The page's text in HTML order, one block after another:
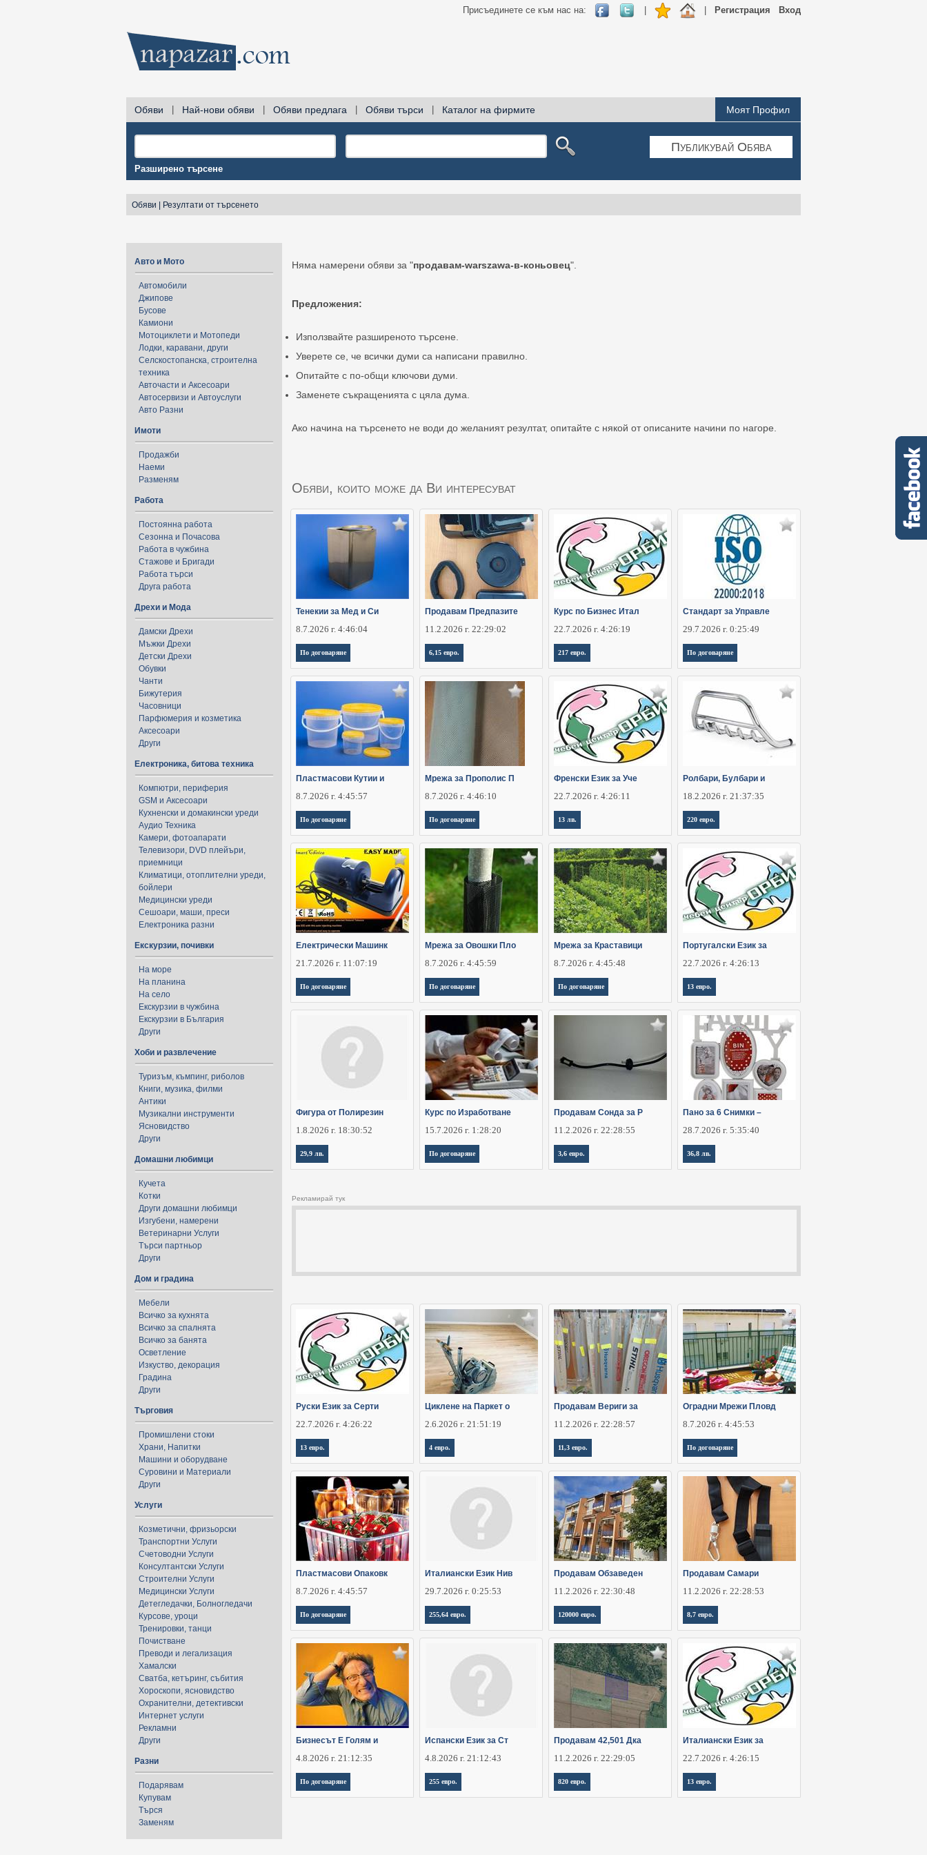
Вход
Регистрация
Присъединете се към нас на:
Обяви Най-нови обяви Обяви предлага Обяви търси Каталог на фирмите Моят Профил
Публикувай Обява
Разширено търсене
Обяви Резултати от търсенето
Авто и Мото
Автомобили
Джипове
Бусове
Камиони
Мотоциклети и Мотопеди
Лодки, каравани, други
Селскостопанска, строителна
техника
Авточасти и Аксесоари
Автосервизи и Автоуслуги
Авто Разни
Имоти
Продажби
Наеми
Разменям
Работа
Постоянна работа
Сезонна и Почасова
Работа в чужбина
Стажове и Бригади
Работа търси
Друга работа
Дрехи и Мода
Дамски Дрехи
Мъжки Дрехи
Детски Дрехи
Обувки
Чанти
Бижутерия
Часовници
Парфюмерия и козметика
Аксесоари
Други
Електроника, битова техника
Компютри, периферия
GSM и Аксесоари
Кухненски и домакински уреди
Аудио Техника
Камери, фотоапарати
Телевизори, DVD плейъри,
приемници
Климатици, отоплителни уреди,
бойлери
Медицински уреди
Сешоари, маши, преси
Електроника разни
Екскурзии, почивки
На море
На планина
На село
Екскурзии в чужбина
Екскурзии в България
Други
Хоби и развлечение
Туризъм, къмпинг, риболов
Книги, музика, филми
Антики
Музикални инструменти
Ясновидство
Други
Домашни любимци
Кучета
Котки
Други домашни любимци
Изгубени, намерени
Ветеринарни Услуги
Търси партньор
Други
Дом и градина
Мебели
Всичко за кухнята
Всичко за спалнята
Всичко за банята
Осветление
Изкуство, декорация
Градина
Други
Търговия
Промишлени стоки
Храни, Напитки
Машини и оборудване
Суровини и Материали
Други
Услуги
Козметични, фризьорски
Транспортни Услуги
Счетоводни Услуги
Консултантски Услуги
Строителни Услуги
Медицински Услуги
Детегледачки, Болногледачи
Курсове, уроци
Тренировки, танци
Почистване
Преводи и легализация
Хамалски
Сватба, кетъринг, събития
Хороскопи, ясновидство
Охранителни, детективски
Интернет услуги
Рекламни
Други
Разни
Подарявам
Купувам
Търся
Заменям
Няма намерени обяви за "продавам-warszawa-в-коньовец".
Предложения:
Използвайте разширеното търсене.
Уверете се, че всички думи са написани правилно.
Опитайте с по-общи ключови думи.
Заменете съкращенията с цяла дума.
Ако начина на търсенето не води до желаният резултат, опитайте с някой от описаните начини по нагоре.
Обяви, които може да Ви интересуват
Тенекии за Мед и Си
8.7.2026 г. 4:46:04
По договаряне
Продавам Предпазите
11.2.2026 г. 22:29:02
6,15 евро.
Курс по Бизнес Итал
22.7.2026 г. 4:26:19
217 евро.
Стандарт за Управле
29.7.2026 г. 0:25:49
По договаряне
Пластмасови Кутии и
8.7.2026 г. 4:45:57
По договаряне
Мрежа за Прополис П
8.7.2026 г. 4:46:10
По договаряне
Френски Език за Уче
22.7.2026 г. 4:26:11
13 лв.
Ролбари, Булбари и
18.2.2026 г. 21:37:35
220 евро.
Електрически Машинк
21.7.2026 г. 11:07:19
По договаряне
Мрежа за Овошки Пло
8.7.2026 г. 4:45:59
По договаряне
Мрежа за Краставици
8.7.2026 г. 4:45:48
По договаряне
Португалски Език за
22.7.2026 г. 4:26:13
13 евро.
Фигура от Полирезин
1.8.2026 г. 18:30:52
29,9 лв.
Курс по Изработване
15.7.2026 г. 1:28:20
По договаряне
Продавам Сонда за Р
11.2.2026 г. 22:28:55
3,6 евро.
Пано за 6 Снимки –
28.7.2026 г. 5:35:40
36,8 лв.
Рекламирай тук
Руски Език за Серти
22.7.2026 г. 4:26:22
13 евро.
Циклене на Паркет о
2.6.2026 г. 21:51:19
4 евро.
Продавам Вериги за
11.2.2026 г. 22:28:57
11,3 евро.
Оградни Мрежи Пловд
8.7.2026 г. 4:45:53
По договаряне
Пластмасови Опаковк
8.7.2026 г. 4:45:57
По договаряне
Италиански Език Нив
29.7.2026 г. 0:25:53
255,64 евро.
Продавам Обзаведен
11.2.2026 г. 22:30:48
120000 евро.
Продавам Самари
11.2.2026 г. 22:28:53
8,7 евро.
Бизнесът Е Голям и
4.8.2026 г. 21:12:35
По договаряне
Испански Език за Ст
4.8.2026 г. 21:12:43
255 евро.
Продавам 42,501 Дка
11.2.2026 г. 22:29:05
820 евро.
Италиански Език за
22.7.2026 г. 4:26:15
13 евро.